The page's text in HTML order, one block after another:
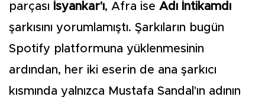
parçası İsyankar'ı, Afra ise Adı İntikamdı
şarkısını yorumlamıştı. Şarkıların bugün
Spotify platformuna yüklenmesinin
ardından, her iki eserin de ana şarkıcı
kısmında yalnızca Mustafa Sandal'ın adının